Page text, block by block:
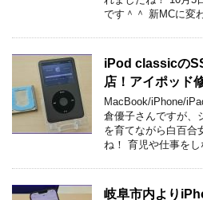
です＾＾ 新MCに変
iPod classicの
店！アイポッド
MacBook/iPhone/
倉優子さんですが、
を育てながら白百合
ね！ 育児や仕事を
岐阜市内より